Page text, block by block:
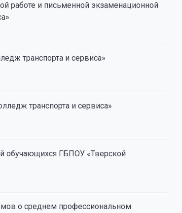
работе и письменной экзаменационной
транспорта и сервиса»
транспорта и сервиса»
обучающихся ГБПОУ «Тверской
о среднем профессиональном